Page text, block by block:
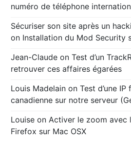
numéro de téléphone
Sécuriser son site après un
on Installation du Mod Security
Jean-Claude onTest d’un
retrouver ces affaires égarées
Louis Madelain onTest d’une
canadienne sur notre serveur
Louise on Activer le zoom avec
Firefox sur Mac OSX